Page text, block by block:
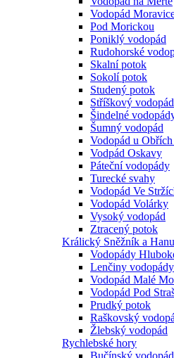
Vodopád
Pod Morickou
Poniklý vodopád
Rudohorské
Skalní potok
Sokolí potok
Studený potok
Stříškový vodopád
Šindelné
Šumný vodopád
Vodopád u Obřích
Vodpád Oskavy
Páteční vodopády
Turecké svahy
Vodopád Ve
Vodopád Volárky
Vysoký vodopád
Ztracený potok
Králický Sněžník a
Vodopády
Lenčiny vodopády
Vodopád Malé
Vodopád Pod
Prudký potok
Raškovský
Žlebský vodopád
Rychlebské hory
Bučínský vodopád